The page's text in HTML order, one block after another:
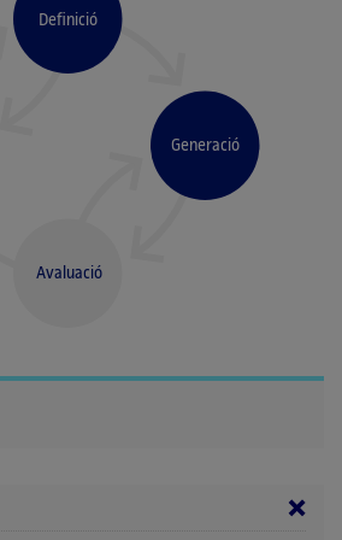
Definició
Generació
Avaluació